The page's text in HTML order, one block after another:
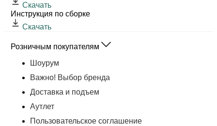
Скачать
Инструкция по сборке
Скачать
Розничным покупателям
Шоурум
Важно! Выбор бренда
Доставка и подъем
Аутлет
Пользовательское соглашение